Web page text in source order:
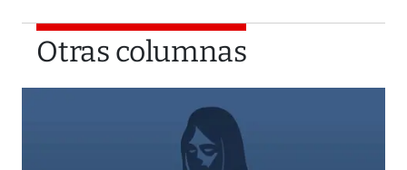
Otras columnas